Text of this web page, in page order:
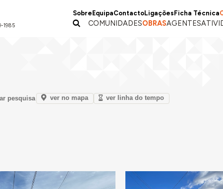
1985
Sobre EquipaContactoLigações Ficha Técnica
COMUNIDADESOBRASAGENTES
pesquisa ver no mapa ver linha do tempo